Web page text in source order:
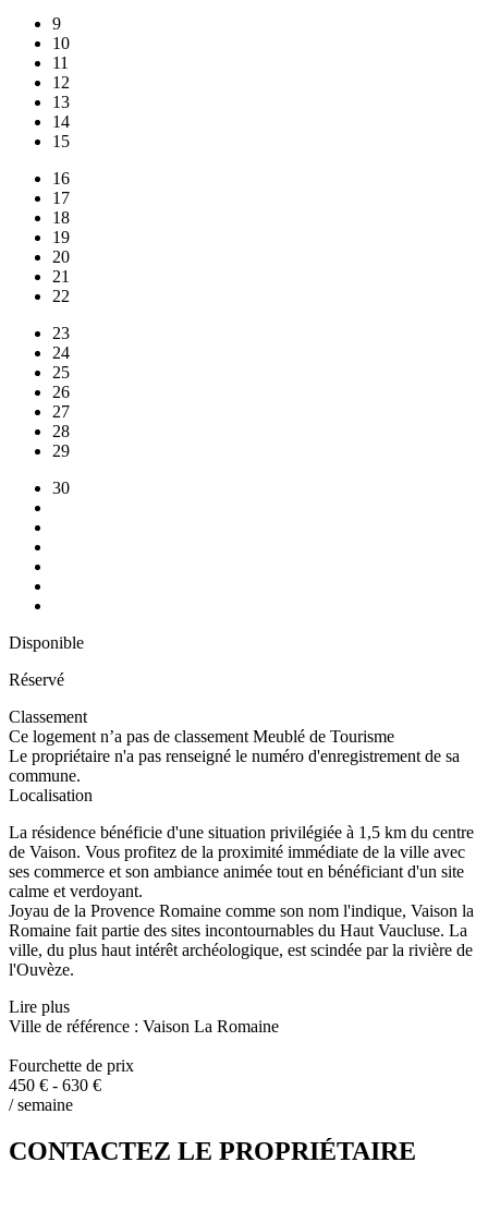
9
10
11
12
13
14
15
16
17
18
19
20
21
22
23
24
25
26
27
28
29
30
Disponible
Réservé
Classement
Ce logement n’a pas de classement Meublé de Tourisme
Le propriétaire n'a pas renseigné le numéro d'enregistrement de sa
commune.
Localisation
La résidence bénéficie d'une situation privilégiée à 1,5 km du centre
de Vaison. Vous profitez de la proximité immédiate de la ville avec
ses commerce et son ambiance animée tout en bénéficiant d'un site
calme et verdoyant.
Joyau de la Provence Romaine comme son nom l'indique, Vaison la
Romaine fait partie des sites incontournables du Haut Vaucluse. La
ville, du plus haut intérêt archéologique, est scindée par la rivière de
l'Ouvèze.
Lire plus
Ville de référence : Vaison La Romaine
Fourchette de prix
450 € - 630 €
/ semaine
CONTACTEZ LE PROPRIÉTAIRE